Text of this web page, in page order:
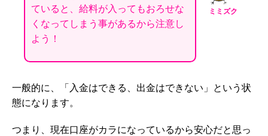
ミミズク
ていると、給料が入ってもおろせな
くなってしまう事があるから注意し
よう！
一般的に、「入金はできる、出金はできない」という状
態になります。
つまり、現在口座がカラになっているから安心だと思っ